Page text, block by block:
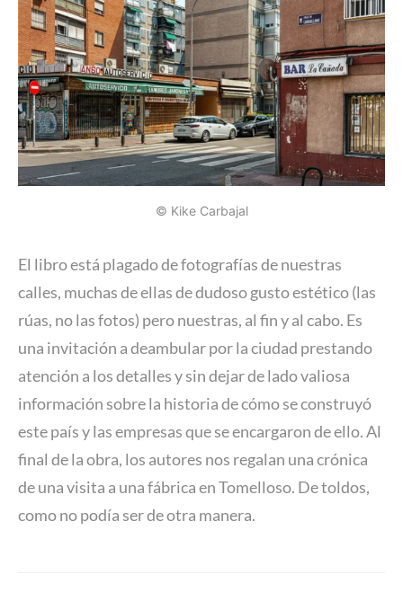
© Kike Carbajal
El libro está plagado de fotografías de nuestras
calles, muchas de ellas de dudoso gusto estético (las
rúas, no las fotos) pero nuestras, al fin y al cabo. Es
una invitación a deambular por la ciudad prestando
atención a los detalles y sin dejar de lado valiosa
información sobre la historia de cómo se construyó
este país y las empresas que se encargaron de ello. Al
final de la obra, los autores nos regalan una crónica
de una visita a una fábrica en Tomelloso. De toldos,
como no podía ser de otra manera.